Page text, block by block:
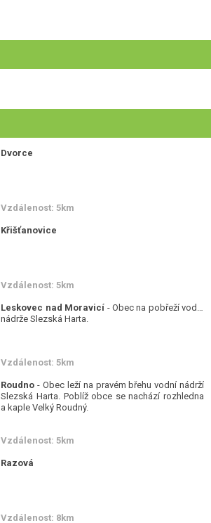
Dvorce
Vzdálenost: 5km
Křišťanovice
Vzdálenost: 5km
Leskovec nad Moravicí - Obec na pobřeží vodní
nádrže Slezská Harta.
Vzdálenost: 5km
Roudno - Obec leží na pravém břehu vodní nádrží
Slezská Harta. Poblíž obce se nachází rozhledna
a kaple Velký Roudný.
Vzdálenost: 5km
Razová
Vzdálenost: 8km